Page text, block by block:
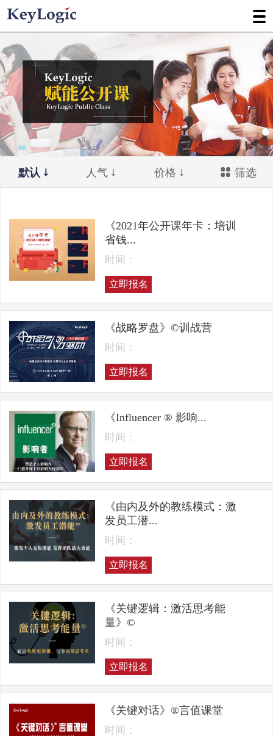
默认 人气 价格 筛选
《2021年公开课年卡：培训
省钱...
时间：
立即报名
《战略罗盘》©训战营
时间：
立即报名
《Influencer ® 影响...
时间：
立即报名
《由内及外的教练模式：激
发员工潜...
时间：
立即报名
《关键逻辑：激活思考能
量》©
时间：
立即报名
《关键对话》®言值课堂
时间：